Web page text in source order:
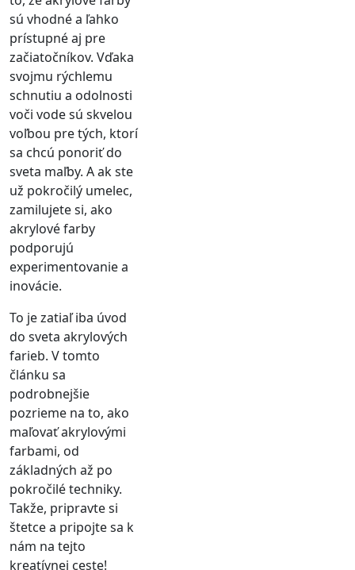
sú vhodné a ľahko
prístupné aj pre
začiatočníkov. Vďaka
svojmu rýchlemu
schnutiu a odolnosti
voči vode sú skvelou
voľbou pre tých, ktorí
sa chcú ponoriť do
sveta maľby. A ak ste
už pokročilý umelec,
zamilujete si, ako
akrylové farby
podporujú
experimentovanie a
inovácie.
To je zatiaľ iba úvod
do sveta akrylových
farieb. V tomto
článku sa
podrobnejšie
pozrieme na to, ako
maľovať akrylovými
farbami, od
základných až po
pokročilé techniky.
Takže, pripravte si
štetce a pripojte sa k
nám na tejto
kreatívnej ceste!